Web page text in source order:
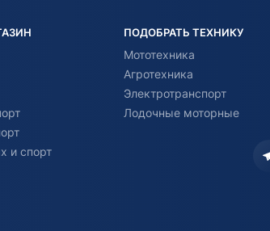
и спорт
ПОДОБРАТЬ ТЕХНИКУ
Мототехника
Агротехника
Электротранспорт
Лодочные моторные